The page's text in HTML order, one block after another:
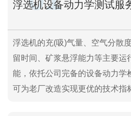
浮选机设备动力学测试服
浮选机的充(吸)气量、空气分散
留时间、矿浆悬浮能力等主要运
能，依托公司完备的设备动力学
可为老厂改造实现更优的技术指